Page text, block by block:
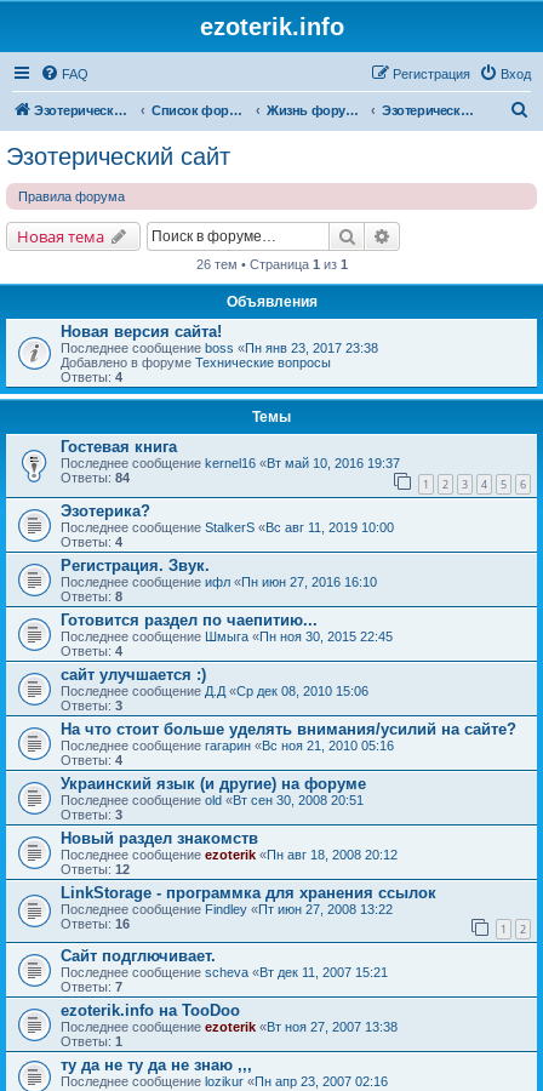
ezoterik.info
FAQ Вход
Регистрация
Эзотерический сайт Список форумов Жизнь форума и сайта Эзотерический сайт
Эзотерический сайт
Правила форума
Новая тема Поиск
26 тем • Страница 1 из 1
Объявления
Новая версия сайта!
Последнее сообщение boss «Пн янв 23, 2017 23:38
Добавлено в форуме Технические вопросы
Ответы: 4
Темы
Гостевая книга
Последнее сообщение kernel16 «Вт май 10, 2016 19:37
Ответы: 84 1 2 3 4 5 6
Эзотерика?
Последнее сообщение StalkerS «Вс авг 11, 2019 10:00
Ответы: 4
Регистрация. Звук.
Последнее сообщение ифл «Пн июн 27, 2016 16:10
Ответы: 8
Готовится раздел по чаепитию...
Последнее сообщение Шмыга «Пн ноя 30, 2015 22:45
Ответы: 4
сайт улучшается :)
Последнее сообщение Д.Д «Ср дек 08, 2010 15:06
Ответы: 3
На что стоит больше уделять внимания/усилий на сайте?
Последнее сообщение гагарин «Вс ноя 21, 2010 05:16
Ответы: 4
Украинский язык (и другие) на форуме
Последнее сообщение old «Вт сен 30, 2008 20:51
Ответы: 3
Новый раздел знакомств
Последнее сообщение ezoterik «Пн авг 18, 2008 20:12
Ответы: 12
LinkStorage - программка для хранения ссылок
Последнее сообщение Findley «Пт июн 27, 2008 13:22
Ответы: 16 1 2
Сайт подглючивает.
Последнее сообщение sсheva «Вт дек 11, 2007 15:21
Ответы: 7
ezoterik.info на TooDoo
Последнее сообщение ezoterik «Вт ноя 27, 2007 13:38
Ответы: 1
ту да не ту да не знаю ,,,
Последнее сообщение lozikur «Пн апр 23, 2007 02:16